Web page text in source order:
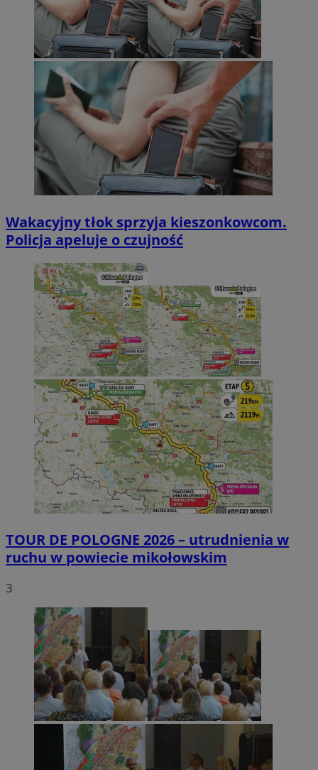
Wakacyjny tłok sprzyja kieszonkowcom.
Policja apeluje o czujność
TOUR DE POLOGNE 2026 – utrudnienia w
ruchu w powiecie mikołowskim
3